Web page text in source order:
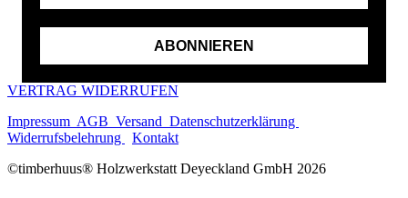
ABONNIEREN
VERTRAG WIDERRUFEN
Impressum AGB Versand Datenschutzerklärung
Widerrufsbelehrung
Kontakt
©timberhuus® Holzwerkstatt Deyeckland GmbH 2026